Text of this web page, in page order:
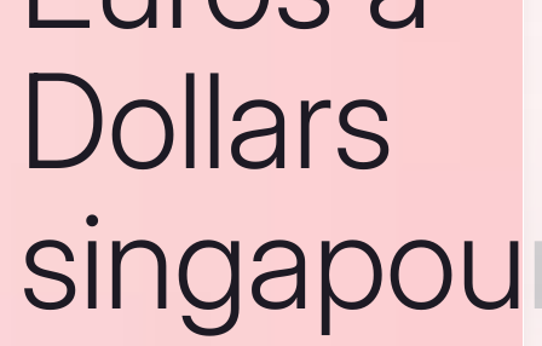
Dollars